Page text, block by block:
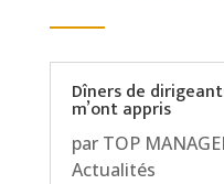
Dîners de
m’ont appris
par TOP
Actualités